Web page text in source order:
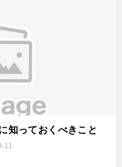
知っておくべきこと
11